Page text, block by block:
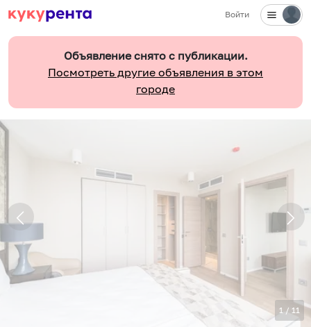
Войти
Объявление снято с публикации.
Посмотреть другие объявления в этом
городе
1 / 11